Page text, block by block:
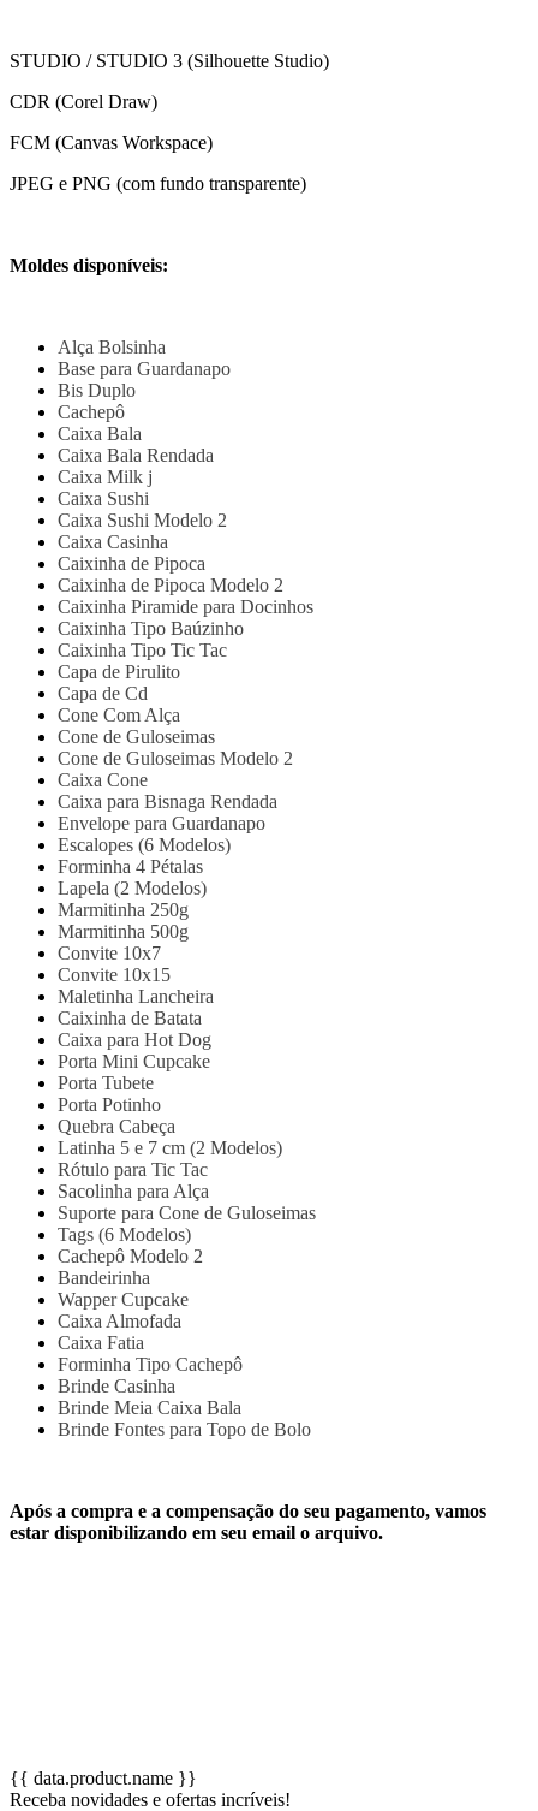
STUDIO / STUDIO 3 (Silhouette Studio)
CDR (Corel Draw)
FCM (Canvas Workspace)
JPEG e PNG (com fundo transparente)
Moldes disponíveis:
Alça Bolsinha
Base para Guardanapo
Bis Duplo
Cachepô
Caixa Bala
Caixa Bala Rendada
Caixa Milk j
Caixa Sushi
Caixa Sushi Modelo 2
Caixa Casinha
Caixinha de Pipoca
Caixinha de Pipoca Modelo 2
Caixinha Piramide para Docinhos
Caixinha Tipo Baúzinho
Caixinha Tipo Tic Tac
Capa de Pirulito
Capa de Cd
Cone Com Alça
Cone de Guloseimas
Cone de Guloseimas Modelo 2
Caixa Cone
Caixa para Bisnaga Rendada
Envelope para Guardanapo
Escalopes (6 Modelos)
Forminha 4 Pétalas
Lapela (2 Modelos)
Marmitinha 250g
Marmitinha 500g
Convite 10x7
Convite 10x15
Maletinha Lancheira
Caixinha de Batata
Caixa para Hot Dog
Porta Mini Cupcake
Porta Tubete
Porta Potinho
Quebra Cabeça
Latinha 5 e 7 cm (2 Modelos)
Rótulo para Tic Tac
Sacolinha para Alça
Suporte para Cone de Guloseimas
Tags (6 Modelos)
Cachepô Modelo 2
Bandeirinha
Wapper Cupcake
Caixa Almofada
Caixa Fatia
Forminha Tipo Cachepô
Brinde Casinha
Brinde Meia Caixa Bala
Brinde Fontes para Topo de Bolo
Após a compra e a compensação do seu pagamento, vamos
estar disponibilizando em seu email o arquivo.
{{ data.product.name }}
Receba novidades e ofertas incríveis!